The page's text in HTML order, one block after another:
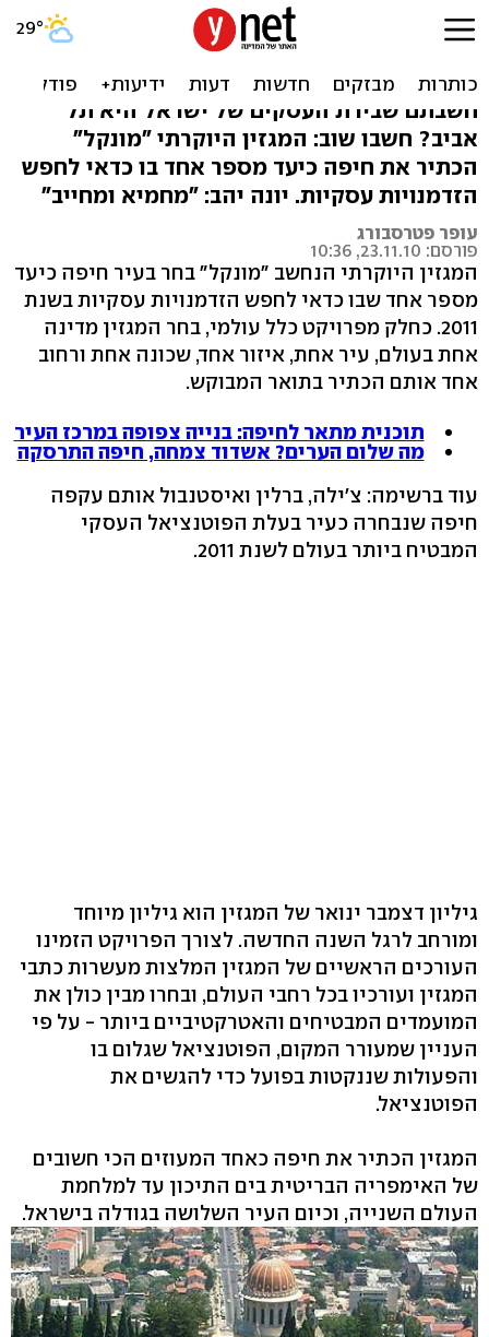
חיפה - העיר עם הפוטנציאל
העסקי הגדול בעולם
חשבתם שבירת העסקים של ישראל היא תל
אביב? חשבו שוב: המגזין היוקרתי "מונקל"
הכתיר את חיפה כיעד מספר אחד בו כדאי לחפש
הזדמנויות עסקיות. יונה יהב: "מחמיא ומחייב"
עופר פטרסבורג
פורסם: 23.11.10, 10:36
המגזין היוקרתי הנחשב "מונקל" בחר בעיר חיפה כיעד
מספר אחד שבו כדאי לחפש הזדמנויות עסקיות בשנת
2011. כחלק מפרויקט כלל עולמי, בחר המגזין מדינה
אחת בעולם, עיר אחת, איזור אחד, שכונה אחת ורחוב
אחד אותם הכתיר בתואר המבוקש.
תוכנית מתאר לחיפה: בנייה צפופה במרכז העיר
מה שלום הערים? אשדוד צמחה, חיפה התרסקה
עוד ברשימה: צ'ילה, ברלין ואיסטנבול אותם עקפה
חיפה שנבחרה כעיר בעלת הפוטנציאל העסקי
המבטיח ביותר בעולם לשנת 2011.
גיליון דצמבר ינואר של המגזין הוא גיליון מיוחד
ומורחב לרגל השנה החדשה. לצורך הפרויקט הזמינו
העורכים הראשיים של המגזין המלצות מעשרות כתבי
המגזין ועורכיו בכל רחבי העולם, ובחרו מבין כולן את
המועמדים המבטיחים והאטרקטיביים ביותר - על פי
העניין שמעורר המקום, הפוטנציאל שגלום בו
והפעולות שננקטות בפועל כדי להגשים את
הפוטנציאל.
המגזין הכתיר את חיפה כאחד המעוזים הכי חשובים
של האימפריה הבריטית בים התיכון עד למלחמת
העולם השנייה, וכיום העיר השלושה בגודלה בישראל.